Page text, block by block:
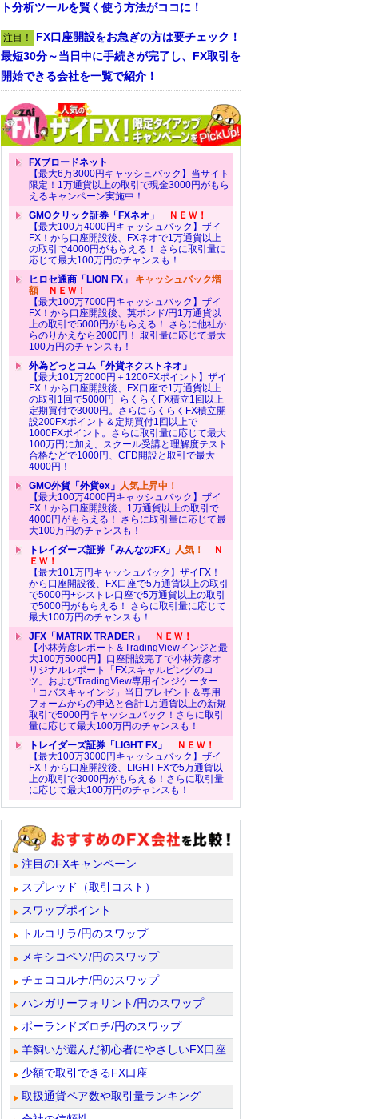
ト分析ツールを賢く使う方法がココに！
注目！ FX口座開設をお急ぎの方は要チェック！
最短30分～当日中に手続きが完了し、FX取引を
開始できる会社を一覧で紹介！
FXブロードネット
【最大6万3000円キャッシュバック】当サイト
限定！1万通貨以上の取引で現金3000円がもら
えるキャンペーン実施中！
GMOクリック証券「FXネオ」
ＮＥＷ！
【最大100万4000円キャッシュバック】ザイ
FX！から口座開設後、FXネオで1万通貨以上
の取引で4000円がもらえる！ さらに取引量に
応じて最大100万円のチャンスも！
ヒロセ通商「LION FX」 キャッシュバック増
額ＮＥＷ！
【最大100万7000円キャッシュバック】ザイ
FX！から口座開設後、英ポンド/円1万通貨以
上の取引で5000円がもらえる！ さらに他社か
らのりかえなら2000円！ 取引量に応じて最大
100万円のチャンスも！
外為どっとコム「外貨ネクストネオ」
【最大101万2000円＋1200FXポイント】ザイ
FX！から口座開設後、FX口座で1万通貨以上
の取引1回で5000円+らくらくFX積立1回以上
定期買付で3000円。さらにらくらくFX積立開
設200FXポイント＆定期買付1回以上で
1000FXポイント。さらに取引量に応じて最大
100万円に加え、スクール受講と理解度テスト
合格などで1000円、CFD開設と取引で最大
4000円！
GMO外貨「外貨ex」 人気上昇中！
【最大100万4000円キャッシュバック】ザイ
FX！から口座開設後、1万通貨以上の取引で
4000円がもらえる！ さらに取引量に応じて最
大100万円のチャンスも！
トレイダーズ証券「みんなのFX」 人気！
Ｎ
ＥＷ！
【最大101万円キャッシュバック】ザイFX！
から口座開設後、FX口座で5万通貨以上の取引
で5000円+シストレ口座で5万通貨以上の取引
で5000円がもらえる！ さらに取引量に応じて
最大100万円のチャンスも！
JFX「MATRIX TRADER」
ＮＥＷ！
【小林芳彦レポート＆TradingViewインジと最
大100万5000円】口座開設完了で小林芳彦オ
リジナルレポート「FXスキャルピングのコ
ツ」およびTradingView専用インジケーター
「コバスキャインジ」当日プレゼント＆専用
フォームからの申込と合計1万通貨以上の新規
取引で5000円キャッシュバック！さらに取引
量に応じて最大100万円のチャンスも！
トレイダーズ証券「LIGHT FX」
ＮＥＷ！
【最大100万3000円キャッシュバック】ザイ
FX！から口座開設後、LIGHT FXで5万通貨以
上の取引で3000円がもらえる！さらに取引量
に応じて最大100万円のチャンスも！
注目のFXキャンペーン
スプレッド（取引コスト）
スワップポイント
トルコリラ/円のスワップ
メキシコペソ/円のスワップ
チェココルナ/円のスワップ
ハンガリーフォリント/円のスワップ
ポーランドズロチ/円のスワップ
羊飼いが選んだ初心者にやさしいFX口座
少額で取引できるFX口座
取扱通貨ペア数や取引量ランキング